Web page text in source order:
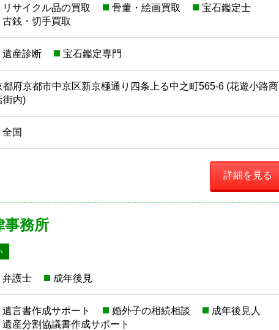
リサイクル品の買取
骨董・絵画買取
宝石鑑定士
古銭・切手買取
遺産診断 宝石鑑定専門
都府京都市中京区新京極通り四条上る中之町565-6 (花遊小路商
街内)
全国
詳細を見る
事務所
弁護士 成年後見
遺言書作成サポート 婚外子の相続相談
成年後見人
遺産分割協議書作成サポート